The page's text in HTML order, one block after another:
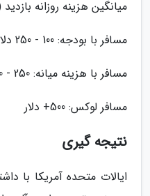
میانگین هزینه روزانه
مسافر با بودجه: 100 - 250 دلار
مسافر با هزینه میانه: 250 - 500 دلار
مسافر لوکس: 500+ دلار
نتیجه گیری
ایالات متحده آمریکا با